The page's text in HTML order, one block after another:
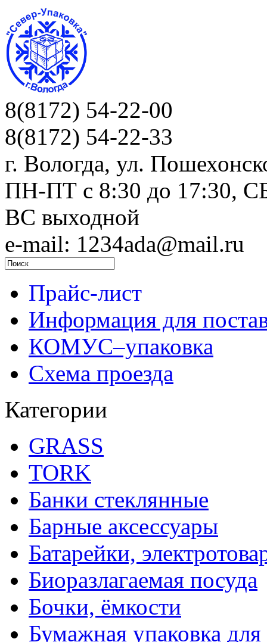
8(8172) 54-22-00
8(8172) 54-22-33
г. Вологда, ул.
ПН-ПТ c 8:30 до 17:30,
ВС выходной
e-mail: 1234ada@mail.ru
Прайс-лист
Информация для
КОМУС–упаковка
Схема проезда
Категории
GRASS
TORK
Банки стеклянные
Барные аксессуары
Батарейки,
Биоразлагаемая посуда
Бочки, ёмкости
Бумажная упаковка